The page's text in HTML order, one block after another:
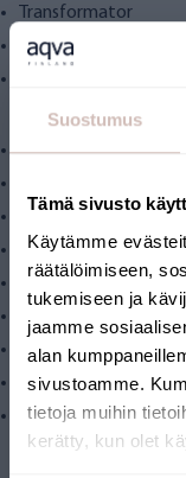
Suostumus
Tämä sivusto
Käytämme
räätälöimiseen,
tukemiseen ja
jaamme
alan
sivustoamme.
tietoja muihin
kerätty, kun olet
Transformator
Tekniska
Vattenanslutning 3/4"
Temperatur på
Maximalt
Luftfuktighet < 70 %
Spänning 220–240 V
Effekt 55W
Mått: längd 97 cm
Material rostfritt stål
Systemkrav